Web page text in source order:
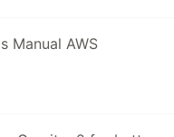
Manual AWS